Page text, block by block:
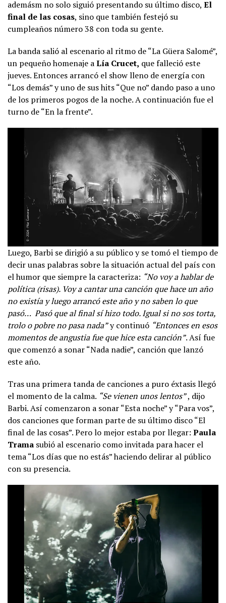
ademásm no solo siguió presentando su último disco, El
final de las cosas, sino que también festejó su
cumpleaños número 38 con toda su gente.
La banda salió al escenario al ritmo de “La Güera Salomé”,
un pequeño homenaje aLía Crucet, que falleció este
jueves. Entonces arrancó el show lleno de energía con
“Los demás” y uno de sus hits “Que no” dando paso a uno
de los primeros pogos de la noche. A continuación fue el
turno de “En la frente”.
Luego, Barbi se dirigió a su público y se tomó el tiempo de
decir unas palabras sobre la situación actual del país con
el humor que siempre la caracteriza: “No voy a hablar de
política (risas). Voy a cantar una canción que hace un año
no existía y luego arrancó este año y no saben lo que
pasó… Pasó que al final sí hizo todo. Igual si no sos torta,
trolo o pobre no pasa nada”y continuó “Entonces en esos
momentos de angustia fue que hice esta canción”. Así fue
que comenzó a sonar “Nada nadie”, canción que lanzó
este año.
Tras una primera tanda de canciones a puro éxtasis llegó
el momento de la calma. “Se vienen unos lentos”, dijo
Barbi. Así comenzaron a sonar “Esta noche” y “Para vos”,
dos canciones que forman parte de su último disco “El
final de las cosas”. Pero lo mejor estaba por llegar: Paula
Trama subió al escenario como invitada para hacer el
tema “Los días que no estás” haciendo delirar al público
con su presencia.